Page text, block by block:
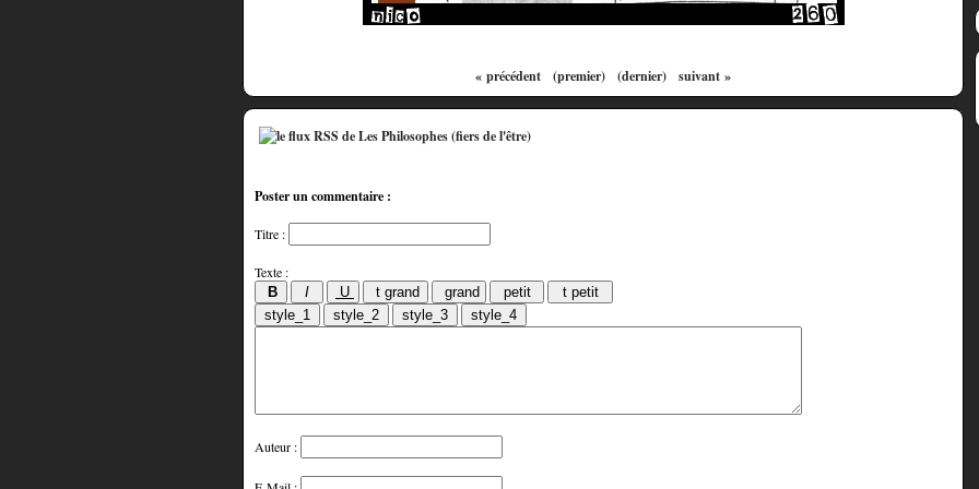
« précédent (premier) (dernier) suivant »
Poster un commentaire :
Titre :
Texte :
Auteur :